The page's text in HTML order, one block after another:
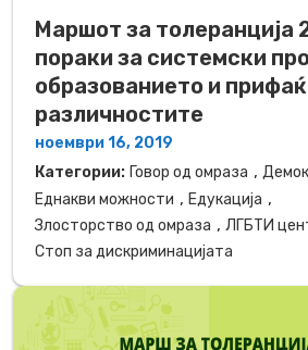
Маршот за толеранција
пораки за системски
образованието и
различностите
ноември 16, 2019
Категории: Говор од омраза ,
Еднакви можности , Едукација ,
Злосторство од омраза , ЛГБТИ
Стоп за дискриминацијата